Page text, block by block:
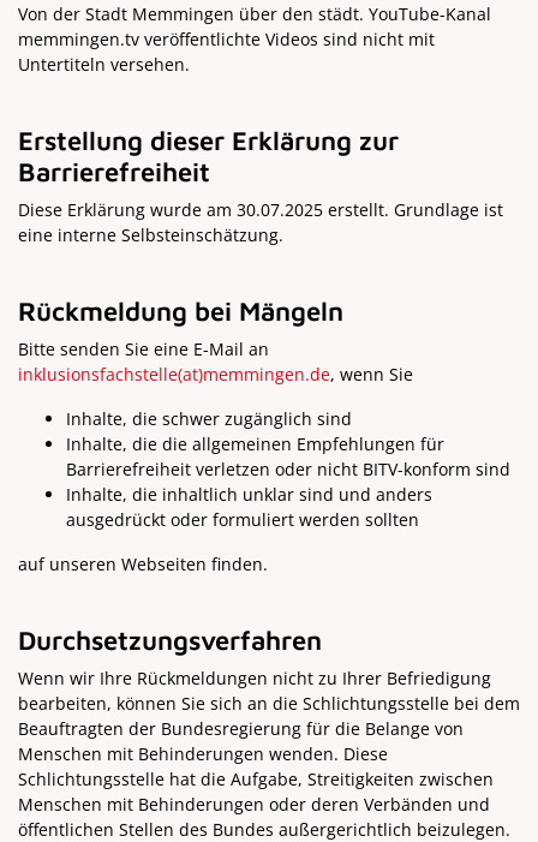
Von der Stadt Memmingen über den städt. YouTube-Kanal
memmingen.tv veröffentlichte Videos sind nicht mit
Untertiteln versehen.
Erstellung dieser Erklärung zur
Barrierefreiheit
Diese Erklärung wurde am 30.07.2025 erstellt. Grundlage ist
eine interne Selbsteinschätzung.
Rückmeldung bei Mängeln
Bitte senden Sie eine E-Mail an
inklusionsfachstelle(at)memmingen.de, wenn Sie
Inhalte, die schwer zugänglich sind
Inhalte, die die allgemeinen Empfehlungen für
Barrierefreiheit verletzen oder nicht BITV-konform sind
Inhalte, die inhaltlich unklar sind und anders
ausgedrückt oder formuliert werden sollten
auf unseren Webseiten finden.
Durchsetzungsverfahren
Wenn wir Ihre Rückmeldungen nicht zu Ihrer Befriedigung
bearbeiten, können Sie sich an die Schlichtungsstelle bei dem
Beauftragten der Bundesregierung für die Belange von
Menschen mit Behinderungen wenden. Diese
Schlichtungsstelle hat die Aufgabe, Streitigkeiten zwischen
Menschen mit Behinderungen oder deren Verbänden und
öffentlichen Stellen des Bundes außergerichtlich beizulegen.